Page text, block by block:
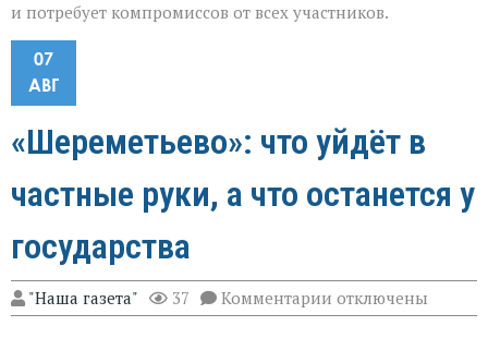
и потребует компромиссов от всех участников.
07
АВГ
«Шереметьево»: что уйдёт в
частные руки, а что останется у
государства
"Наша газета" 37 Комментарии к
записи
отключены